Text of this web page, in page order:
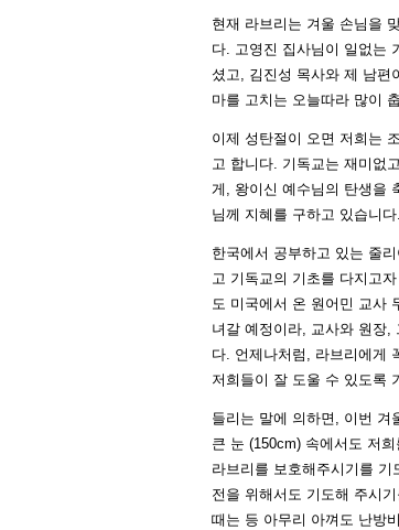
현재 라브리는 겨울 손님을
다. 고영진 집사님이 일없는
셨고, 김진성 목사와 제 남편
마를 고치는 오늘따라 많이
이제 성탄절이 오면 저희는
고 합니다. 기독교는 재미없
게, 왕이신 예수님의 탄생을
님께 지혜를 구하고 있습니다.
한국에서 공부하고 있는 줄
고 기독교의 기초를 다지고
도 미국에서 온 원어민 교사
녀갈 예정이라, 교사와 원장,
다. 언제나처럼, 라브리에게
저희들이 잘 도울 수 있도록
들리는 말에 의하면, 이번 겨
큰 눈 (150cm) 속에서도 저
라브리를 보호해주시기를
전을 위해서도 기도해 주시
때는 등 아무리 아껴도 난방